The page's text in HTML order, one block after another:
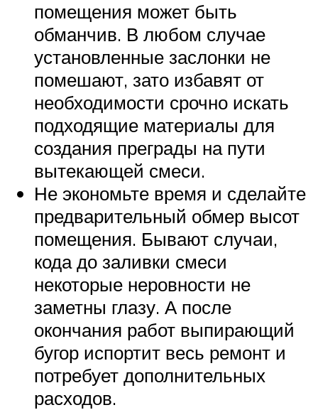
помещения может быть
обманчив. В любом случае
установленные заслонки не
помешают, зато избавят от
необходимости срочно искать
подходящие материалы для
создания преграды на пути
вытекающей смеси.
Не экономьте время и сделайте
предварительный обмер высот
помещения. Бывают случаи,
кода до заливки смеси
некоторые неровности не
заметны глазу. А после
окончания работ выпирающий
бугор испортит весь ремонт и
потребует дополнительных
расходов.